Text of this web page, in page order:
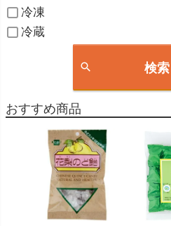
冷凍
冷蔵
検索
おすすめ商品